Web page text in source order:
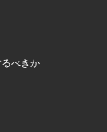
べきか